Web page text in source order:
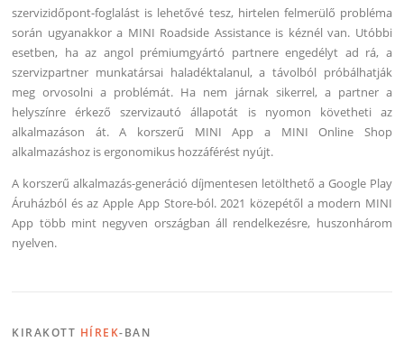
szervizidőpont-foglalást is lehetővé tesz, hirtelen felmerülő probléma
során ugyanakkor a MINI Roadside Assistance is kéznél van. Utóbbi
esetben, ha az angol prémiumgyártó partnere engedélyt ad rá, a
szervizpartner munkatársai haladéktalanul, a távolból próbálhatják
meg orvosolni a problémát. Ha nem járnak sikerrel, a partner a
helyszínre érkező szervizautó állapotát is nyomon követheti az
alkalmazáson át. A korszerű MINI App a MINI Online Shop
alkalmazáshoz is ergonomikus hozzáférést nyújt.
A korszerű alkalmazás-generáció díjmentesen letölthető a Google Play
Áruházból és az Apple App Store-ból. 2021 közepétől a modern MINI
App több mint negyven országban áll rendelkezésre, huszonhárom
nyelven.
KIRAKOTT HÍREK-BAN